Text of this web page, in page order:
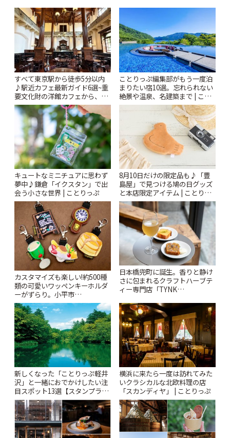
すべて東京駅から徒歩5分以内
♪駅近カフェ最新ガイド6選~重
要文化財の洋館カフェから、改
札すぐのレトロ喫茶まで~ | こと
りっぷ
ことりっぷ編集部がもう一度泊
まりたい宿10選。忘れられない
絶景や温泉、名建築まで | こと
りっぷ
キュートなミニチュアに思わず
夢中♪鎌倉「イクスタン」で出
会う小さな世界 | ことりっぷ
8月10日だけの限定品も♪「豊
島屋」で見つける鳩の日グッズ
と本店限定アイテム | ことりっ
ぷ
カスタマイズも楽しい!約500種
類の可愛いワッペンキーホルダ
ーがずらり。小平市
「Kimamaya T&K」 | ことりっ
ぷ
日本橋兜町に誕生。香りと静け
さに包まれるクラフトハーブテ
ィー専門店「TYNK
新しくなった「ことりっぷ軽井
沢」と一緒におでかけしたい注
目スポット13選【スタンプラリ
ー開催中】 | ことりっぷ
横浜に来たら一度は訪れてみた
いクラシカルな北欧料理の店
「スカンディヤ」 | ことりっぷ